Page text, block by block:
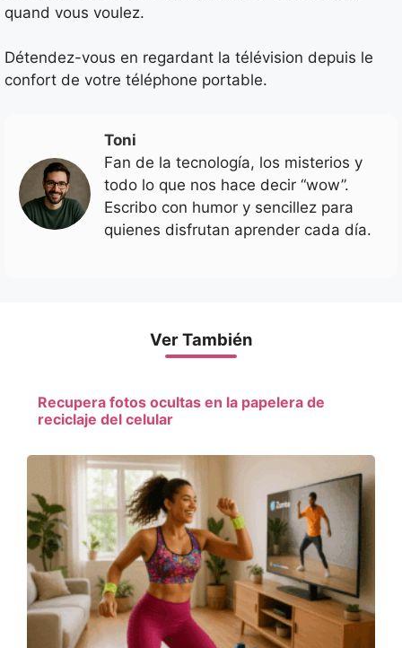
quand vous voulez.
Détendez-vous en regardant la télévision depuis le
confort de votre téléphone portable.
Toni
Fan de la tecnología, los misterios y
todo lo que nos hace decir “wow”.
Escribo con humor y sencillez para
quienes disfrutan aprender cada día.
Ver También
Recupera fotos ocultas en la papelera de
reciclaje del celular